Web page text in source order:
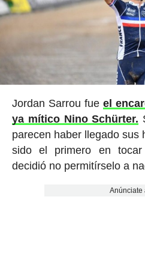
Jordan Sarrou fue el
ya mítico Nino Schürter.
parecen haber llegado sus
sido el primero en
decidió no permitírselo a
Anúnciate